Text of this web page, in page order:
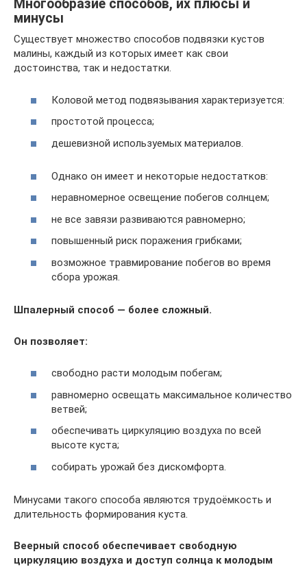
Многообразие способов, их плюсы и
минусы
Существует множество способов подвязки кустов
малины, каждый из которых имеет как свои
достоинства, так и недостатки.
Коловой метод подвязывания характеризуется:
простотой процесса;
дешевизной используемых материалов.
Однако он имеет и некоторые недостатков:
неравномерное освещение побегов солнцем;
не все завязи развиваются равномерно;
повышенный риск поражения грибками;
возможное травмирование побегов во время
сбора урожая.
Шпалерный способ — более сложный.
Он позволяет:
свободно расти молодым побегам;
равномерно освещать максимальное количество
ветвей;
обеспечивать циркуляцию воздуха по всей
высоте куста;
собирать урожай без дискомфорта.
Минусами такого способа являются трудоёмкость и
длительность формирования куста.
Веерный способ обеспечивает свободную
циркуляцию воздуха и доступ солнца к молодым